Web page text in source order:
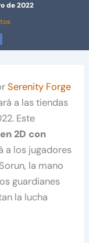
de 2022
Serenity Forge
a las tiendas
Este
2D con
a los jugadores
la mano
guardianes
la lucha